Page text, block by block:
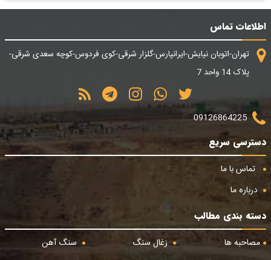
اطلاعات تماس
تهران-اتوبان نیایش-ایرانپارس-گلزار شرقی-کوی فردوس-کوچه سعدی شرقی-
پلاک 14 واحد 7
09126864225
دسترسی سریع
تماس با ما
درباره ما
دسته بندی مطالب
مصاحبه ها
زغال سنگ
سنگ آهن